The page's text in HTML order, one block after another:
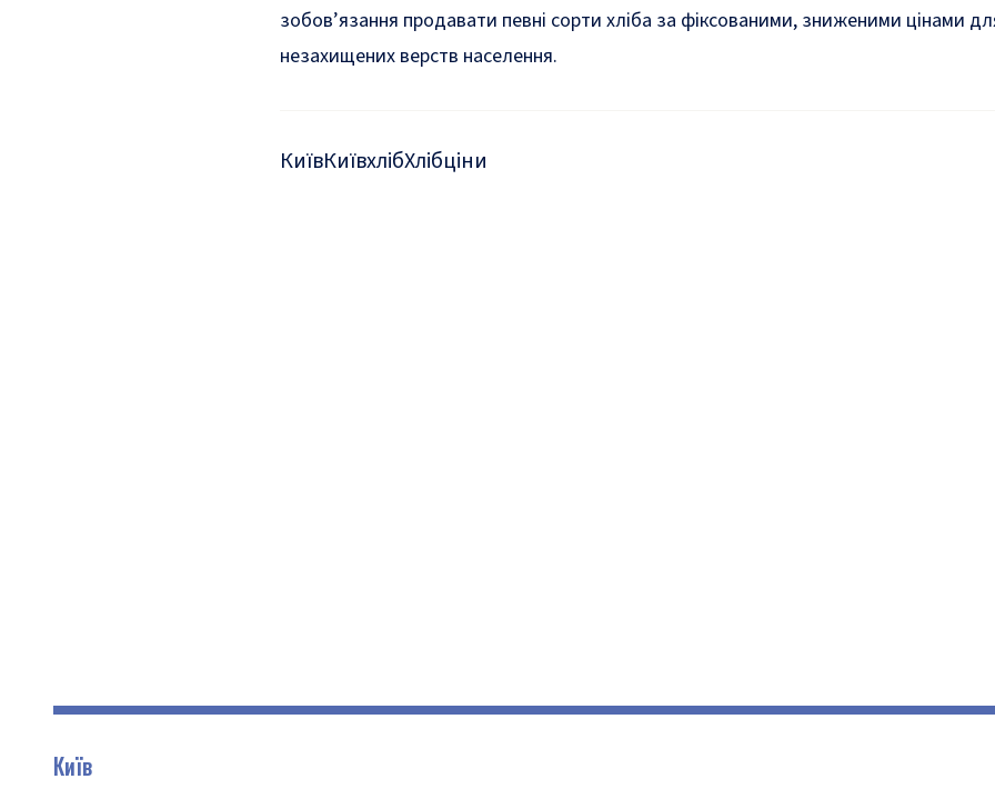
зобов’язання продавати певні сорти хліба за фіксованими, зниженими цінами
незахищених верств населення.
КиївКиївхлібХлібціни
Київ